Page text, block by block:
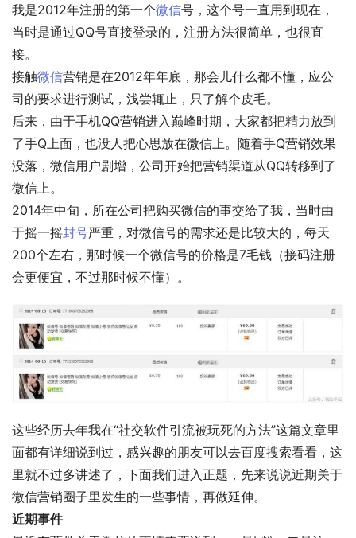
我是2012年注册的第一个微信号，这个号一直用到现在，
当时是通过QQ号直接登录的，注册方法很简单，也很直
接。
接触微信营销是在2012年年底，那会儿什么都不懂，应公
司的要求进行测试，浅尝辄止，只了解个皮毛。
后来，由于手机QQ营销进入巅峰时期，大家都把精力放到
了手Q上面，也没人把心思放在微信上。随着手Q营销效果
没落，微信用户剧增，公司开始把营销渠道从QQ转移到了
微信上。
2014年中旬，所在公司把购买微信的事交给了我，当时由
于摇一摇封号严重，对微信号的需求还是比较大的，每天
200个左右，那时候一个微信号的价格是7毛钱（接码注册
会更便宜，不过那时候不懂）。
这些经历去年我在“社交软件引流被玩死的方法”这篇文章里
面都有详细说到过，感兴趣的朋友可以去百度搜索看看，这
里就不过多讲述了，下面我们进入正题，先来说说近期关于
微信营销圈子里发生的一些事情，再做延伸。
近期事件